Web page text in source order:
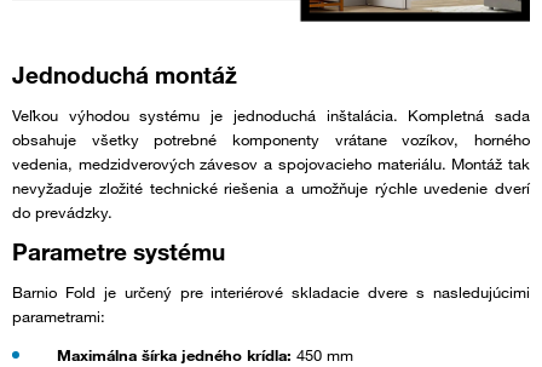
Jednoduchá montáž
Veľkou výhodou systému je jednoduchá inštalácia. Kompletná sada
obsahuje všetky potrebné komponenty vrátane vozíkov, horného
vedenia, medzidverových závesov a spojovacieho materiálu. Montáž tak
nevyžaduje zložité technické riešenia a umožňuje rýchle uvedenie dverí
do prevádzky.
Parametre systému
Barnio Fold je určený pre interiérové skladacie dvere s nasledujúcimi
parametrami:
Maximálna šírka jedného krídla: 450 mm